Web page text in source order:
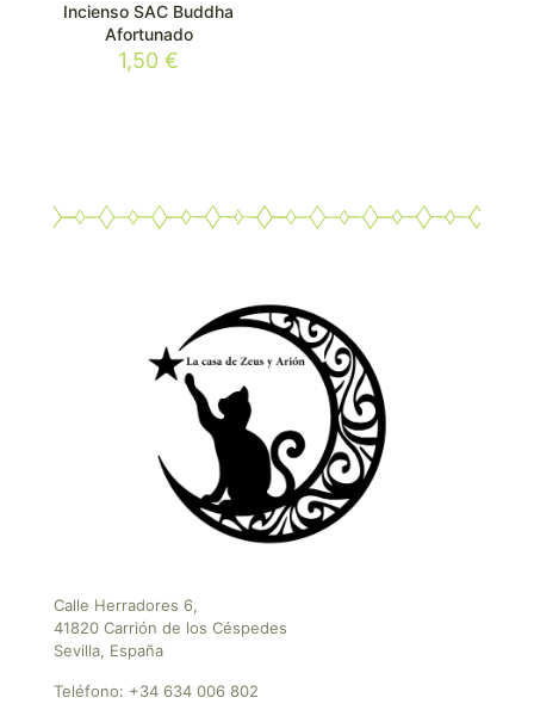
Incienso SAC Buddha
Afortunado
1,50€
Calle Herradores 6,
41820 Carrión de los Céspedes
Sevilla, España
Teléfono: +34 634 006 802